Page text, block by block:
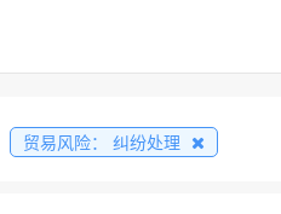
贸易风险： 纠纷处理